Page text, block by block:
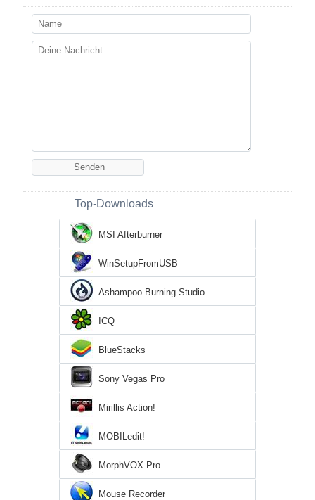
Top-Downloads
MSI Afterburner
WinSetupFromUSB
Ashampoo Burning Studio
ICQ
BlueStacks
Sony Vegas Pro
Mirillis Action!
MOBILedit!
MorphVOX Pro
Mouse Recorder